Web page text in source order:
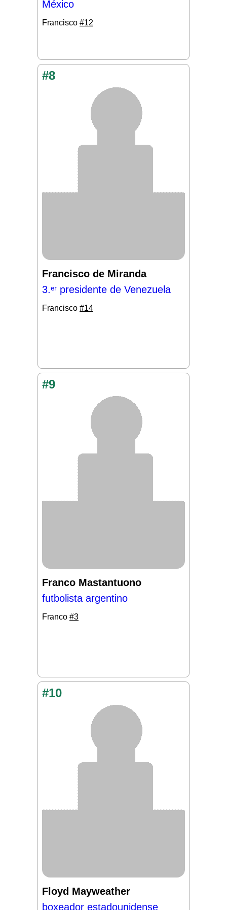
México
Francisco #12
#8
Francisco de Miranda
3.ᵉʳ presidente de Venezuela
Francisco #14
#9
Franco Mastantuono
futbolista argentino
Franco #3
#10
Floyd Mayweather
boxeador estadounidense